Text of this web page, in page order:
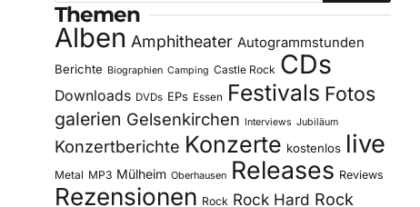
Themen
Alben Amphitheater Autogrammstunden
Berichte Biographien Camping Castle Rock CDs
Downloads DVDs EPs Essen Festivals Fotos
galerien Gelsenkirchen Interviews Jubiläum
Konzertberichte Konzerte kostenlos live
Metal MP3 Mülheim Oberhausen Releases Reviews
Rezensionen Rock Rock Hard Rock